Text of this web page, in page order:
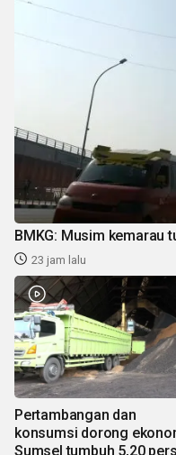
BMKG: Musim kemarau
23 jam lalu
Pertambangan dan
konsumsi dorong
Sumsel tumbuh 5,20